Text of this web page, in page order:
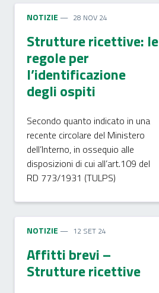
NOTIZIE 28 NOV 24
Strutture ricettive: le
regole per
l’identificazione
degli ospiti
Secondo quanto indicato in una
recente circolare del Ministero
dell’Interno, in ossequio alle
disposizioni di cui all’art.109 del
RD 773/1931 (TULPS)
NOTIZIE 12 SET 24
Affitti brevi –
Strutture ricettive